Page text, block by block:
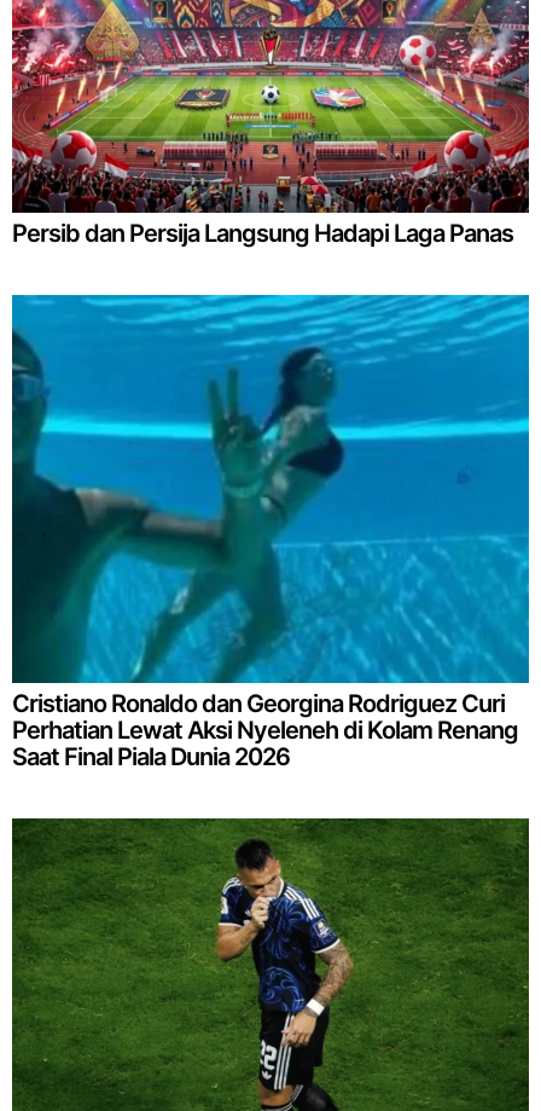
Persib dan Persija Langsung Hadapi Laga Panas
Cristiano Ronaldo dan Georgina Rodriguez Curi
Perhatian Lewat Aksi Nyeleneh di Kolam Renang
Saat Final Piala Dunia 2026